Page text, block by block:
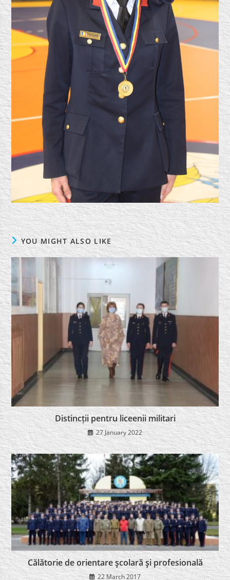
YOU MIGHT ALSO LIKE
Distincții pentru liceenii militari
27 January 2022
Călătorie de orientare şcolară şi profesională
22 March 2017